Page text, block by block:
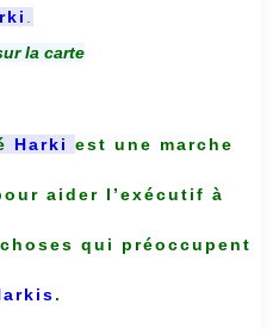
la carte
Harki est une marche
aider l’exécutif à
qui préoccupent
.